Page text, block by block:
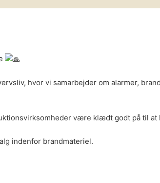
hvor vi samarbejder om alarmer,
være klædt godt på til at
indenfor brandmateriel.